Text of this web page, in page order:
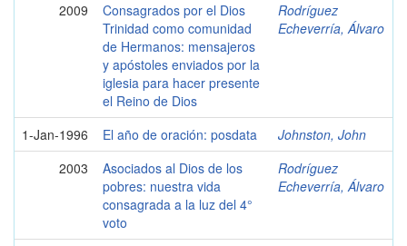
2009
Consagrados por el Dios
Trinidad como comunidad
de Hermanos: mensajeros
y apóstoles enviados por la
iglesia para hacer presente
el Reino de Dios
Rodríguez
Echeverría, Álvaro
1-Jan-1996 El año de oración: posdata
Johnston, John
2003
Asociados al Dios de los
pobres: nuestra vida
consagrada a la luz del 4°
voto
Rodríguez
Echeverría, Álvaro